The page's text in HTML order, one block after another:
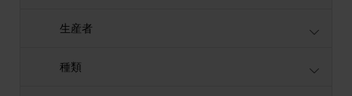
生産者
種類